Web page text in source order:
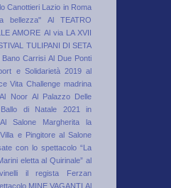
Canottieri Lazio in Roma
bellezza"
Al TEATRO
AMORE Al via LA XVII
TULIPANI DI SETA
Bano Carrisi Al Due Ponti
e Solidarietà 2019 al
Vita Challenge madrina
Al Noor Al Palazzo Delle
Ballo di Natale 2021 in
Al Salone Margherita la
e Pingitore al Salone
con lo spettacolo “La
eletta al Quirinale” al
il regista Ferzan
MINE VAGANTI Al